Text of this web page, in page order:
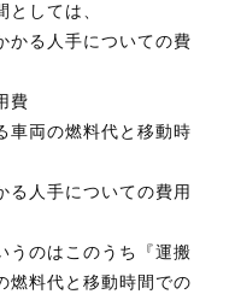
しては、
かる人手についての費
費
車両の燃料代と移動時
る人手についての費用
うのはこのうち『運搬
燃料代と移動時間での